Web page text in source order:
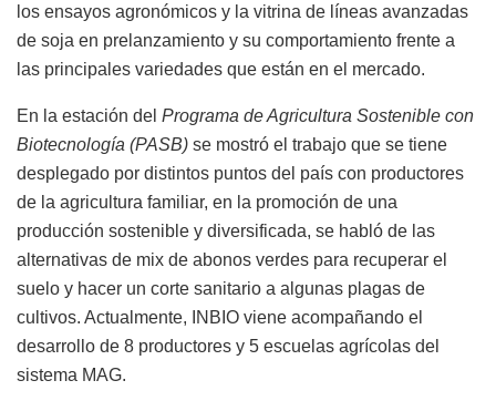
los ensayos agronómicos y la vitrina de líneas avanzadas
de soja en prelanzamiento y su comportamiento frente a
las principales variedades que están en el mercado.
En la estación del Programa de Agricultura Sostenible con
Biotecnología (PASB) se mostró el trabajo que se tiene
desplegado por distintos puntos del país con productores
de la agricultura familiar, en la promoción de una
producción sostenible y diversificada, se habló de las
alternativas de mix de abonos verdes para recuperar el
suelo y hacer un corte sanitario a algunas plagas de
cultivos. Actualmente, INBIO viene acompañando el
desarrollo de 8 productores y 5 escuelas agrícolas del
sistema MAG.